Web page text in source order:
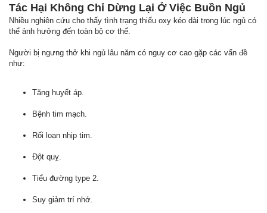
Tác Hại Không Chỉ Dừng Lại Ở Việc Buồn Ngủ
Nhiều nghiên cứu cho thấy tình trạng thiếu oxy kéo dài trong lúc ngủ có
thể ảnh hưởng đến toàn bộ cơ thể.
Người bị ngưng thở khi ngủ lâu năm có nguy cơ cao gặp các vấn đề
như:
Tăng huyết áp.
Bệnh tim mạch.
Rối loạn nhịp tim.
Đột quỵ.
Tiểu đường type 2.
Suy giảm trí nhớ.